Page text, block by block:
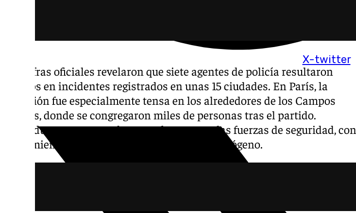
X-twitter
Las cifras oficiales revelaron que siete agentes de policía resultaron
heridos en incidentes registrados en unas 15 ciudades. En París, la
situación fue especialmente tensa en los alrededores de los Campos
Elíseos, donde se congregaron miles de personas tras el partido.
Individuos enmascarados se enfrentaron a las fuerzas de seguridad, con
lanzamiento de proyectiles y uso de gas lacrimógeno.